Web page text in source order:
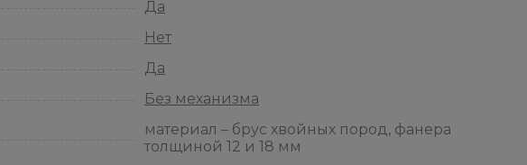
Да
Нет
Да
Без механизма
материал – брус хвойных пород, фанера
толщиной 12 и 18 мм